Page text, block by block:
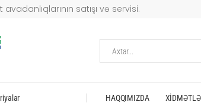
avadanlıqlarının satışı və servisi.
Axtar...
HAQQIMIZDA